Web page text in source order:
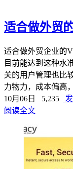
适合做外贸
适合做外贸企业的
目前能达到这种水
关的用户管理也比
力物力，成本偏高
10月06日
5,235
阅读全文